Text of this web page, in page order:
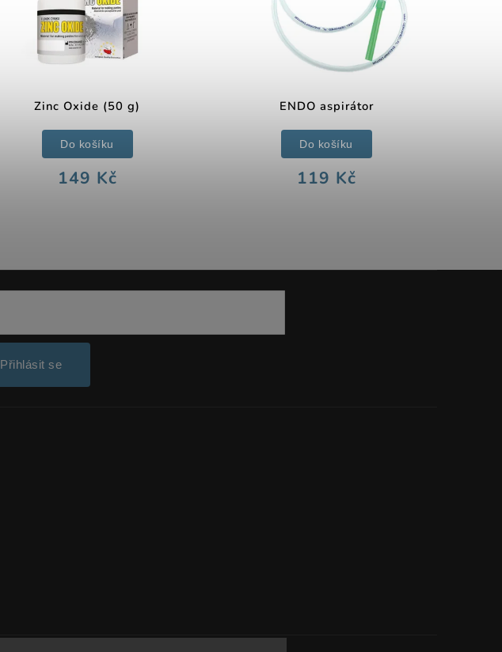
Zinc Oxide (50 g)
149 Kč
Do košíku
ENDO aspirátor
119 Kč
Do košíku
Přihlásit se